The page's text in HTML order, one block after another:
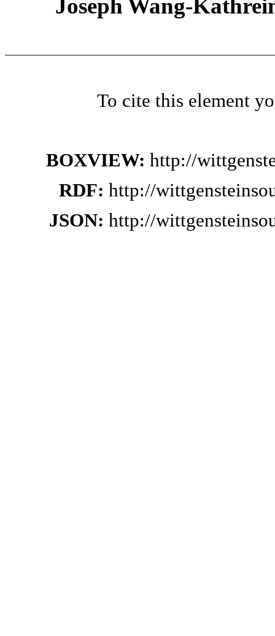
Joseph Wang-
To cite this element
BOXVIEW: http://
RDF: http://
JSON: http://